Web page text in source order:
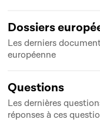
Dossiers
Les derniers
européenne
Questions
Les dernières
réponses à ces